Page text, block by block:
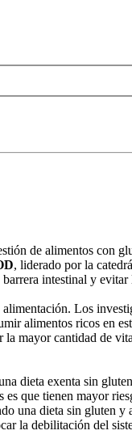
de alimentos con
, liderado por la
intestinal y
Los
alimentos ricos en
mayor cantidad de
dieta exenta sin
que tienen mayor
una dieta sin gluten
la debilitación del